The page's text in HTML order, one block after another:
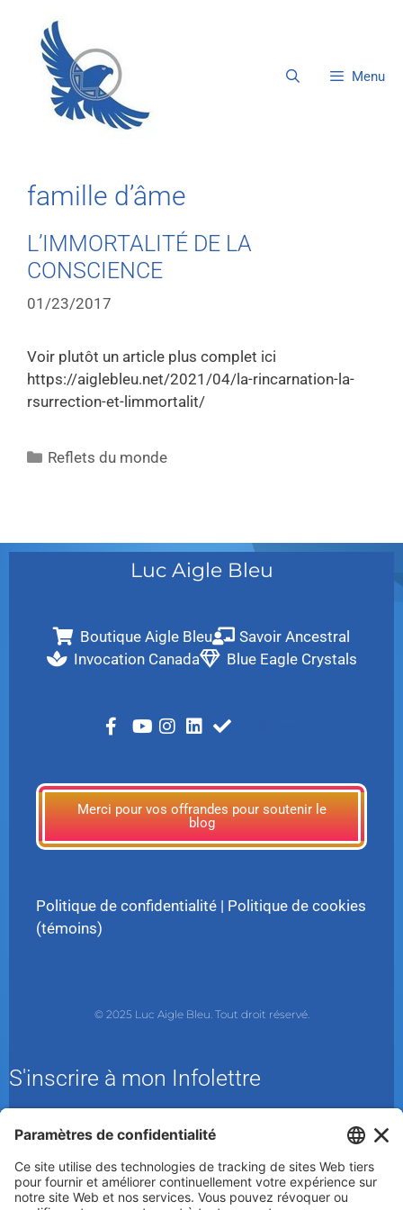
Menu
famille d’âme
L’IMMORTALITÉ DE LA
CONSCIENCE
01/23/2017
Voir plutôt un article plus complet ici
https://aiglebleu.net/2021/04/la-rincarnation-la-
rsurrection-et-limmortalit/
Reflets du monde
Luc Aigle Bleu
Boutique Aigle Bleu
Savoir Ancestral
Invocation Canada
Blue Eagle Crystals
Merci pour vos offrandes pour soutenir le
blog
Politique de confidentialité | Politique de cookies
(témoins)
© 2025 Luc Aigle Bleu. Tout droit réservé.
S'inscrire à mon Infolettre